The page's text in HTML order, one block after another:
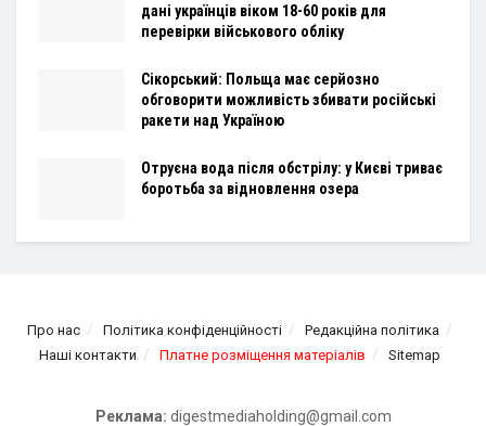
дані українців віком 18-60 років для
перевірки військового обліку
Сікорський: Польща має серйозно
обговорити можливість збивати російські
ракети над Україною
Отруєна вода після обстрілу: у Києві триває
боротьба за відновлення озера
Про нас Політика конфіденційності
Редакційна політика
Наші контакти
Платне розміщення матеріалів Sitemap
Реклама: digestmediaholding@gmail.com